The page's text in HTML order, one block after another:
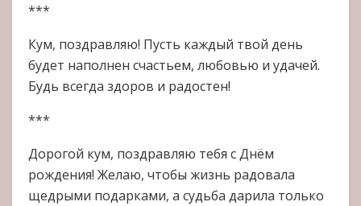
***
Кум, поздравляю! Пусть каждый твой день
будет наполнен счастьем, любовью и удачей.
Будь всегда здоров и радостен!
***
Дорогой кум, поздравляю тебя с Днём
рождения! Желаю, чтобы жизнь радовала
щедрыми подарками, а судьба дарила только